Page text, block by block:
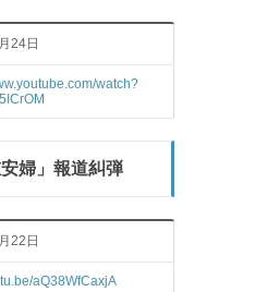
24日
watch?
婦」報道糾弾
22日
aQ38WfCaxjA